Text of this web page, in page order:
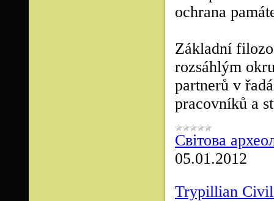
ochrana
Základní
rozsáhlým
partnerů v
pracovníků a
Світова
05.01.2012
Trypillian